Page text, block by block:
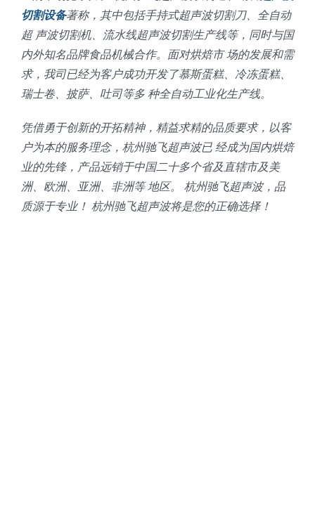
切割设备著称，其中包括手持式超声波切割刀、全自动
超 声波切割机、流水线超声波切割生产线等，同时与国
内外知名品牌食品机械合作。面对烘焙市 场的发展和需
求，我司已经为客户成功开发了慕斯蛋糕、冷冻蛋糕、
瑞士卷、披萨、吐司等多 种全自动工业化生产线。
凭借勇于创新的开拓精神，精益求精的品质要求，以客
户为本的服务理念，杭州驰飞超声波已 经成为国内烘焙
业的先锋，产品远销于中国二十多个省及直辖市及美
洲、欧洲、亚洲、非洲等 地区。 杭州驰飞超声波，品
质源于专业！ 杭州驰飞超声波将是您的正确选择！